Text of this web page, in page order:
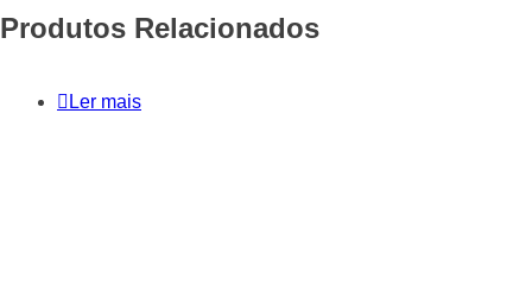
Produtos Relacionados
Ler mais